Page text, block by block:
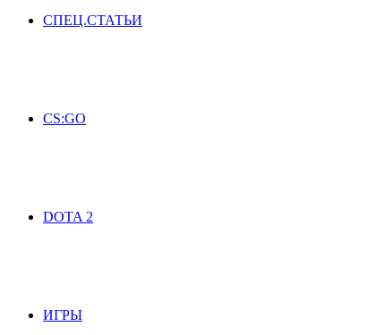
СПЕЦ.СТАТЬИ
CS:GO
DOTA 2
ИГРЫ